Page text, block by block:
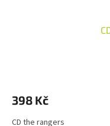
398 Kč
CD the rangers